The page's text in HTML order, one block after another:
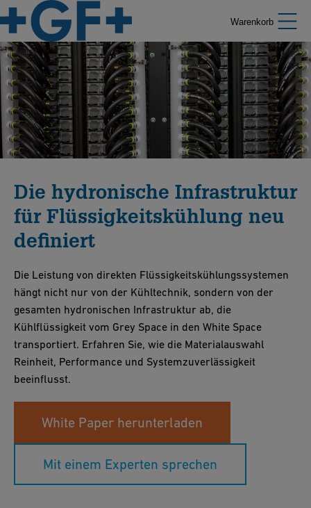
Warenkorb
Die hydronische Infrastruktur
für Flüssigkeitskühlung neu
definiert
Die Leistung von direkten Flüssigkeitskühlungssystemen
hängt nicht nur von der Kühltechnik, sondern von der
gesamten hydronischen Infrastruktur ab, die
Kühlflüssigkeit vom Grey Space in den White Space
transportiert. Erfahren Sie, wie die Materialauswahl
Reinheit, Performance und Systemzuverlässigkeit
beeinflusst.
White Paper herunterladen
Mit einem Experten sprechen